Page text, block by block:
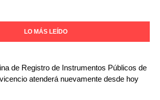
LO MÁS LEÍDO
de Registro de Instrumentos Públicos de
atenderá nuevamente desde hoy